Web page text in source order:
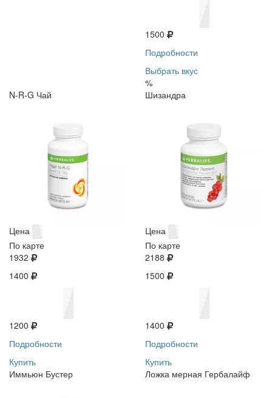
1500
Подробности
Выбрать вкус
%
N-R-G Чай
Цена
По карте
1932
1400
1200
Подробности
Купить
Шизандра
Цена
По карте
2188
1500
1400
Подробности
Купить
Иммьюн Бустер
Ложка мерная Гербалайф